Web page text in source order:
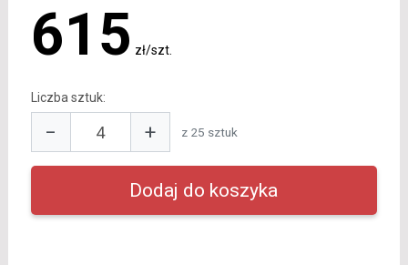
615 zł/szt.
Liczba sztuk:
− + z 25 sztuk